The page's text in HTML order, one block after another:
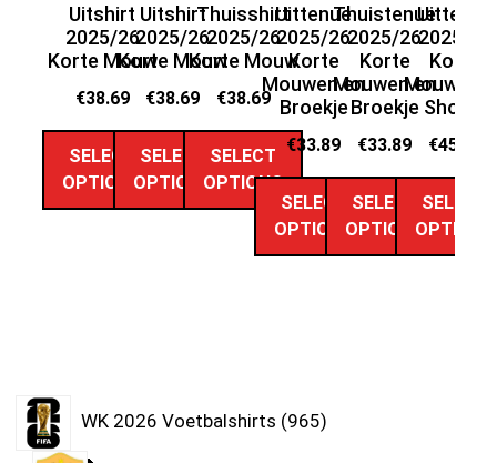
Uitshirt
2025/26
Korte Mouw
€38.69
SELECT
OPTIONS
Uitshirt
2025/26
Korte Mouw
€38.69
SELECT
OPTIONS
Thuisshirt
2025/26
Korte Mouw
€38.69
SELECT
OPTIONS
Uittenue
2025/26
Korte
Mouwen en
Broekje
€33.89
SELECT
OPTIONS
Thuistenue
2025/26
Korte
Mouwen en
Broekje
€33.89
SELECT
OPTIONS
Uittenue
2025/26
Korte
Mouwen
Shorts
€45.69
SELECT
OPTIONS
WK 2026 Voetbalshirts 965